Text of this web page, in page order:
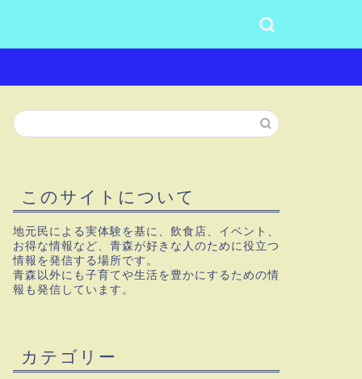
このサイトについて
地元民による実体験を基に、飲食店、イベント、
お得な情報など、青森が好きな人のために役立つ
情報を発信する場所です。
青森以外にも子育てや生活を豊かにするための情
報も発信しています。
カテゴリー